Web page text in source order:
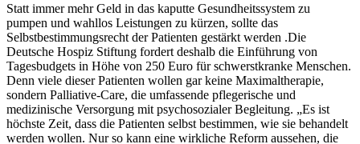
Statt immer mehr Geld in das kaputte Gesundheitssystem zu
pumpen und wahllos Leistungen zu kürzen, sollte das
Selbstbestimmungsrecht der Patienten gestärkt werden .Die
Deutsche Hospiz Stiftung fordert deshalb die Einführung von
Tagesbudgets in Höhe von 250 Euro für schwerstkranke Menschen.
Denn viele dieser Patienten wollen gar keine Maximaltherapie,
sondern Palliative-Care, die umfassende pflegerische und
medizinische Versorgung mit psychosozialer Begleitung. „Es ist
höchste Zeit, dass die Patienten selbst bestimmen, wie sie behandelt
werden wollen. Nur so kann eine wirkliche Reform aussehen, die